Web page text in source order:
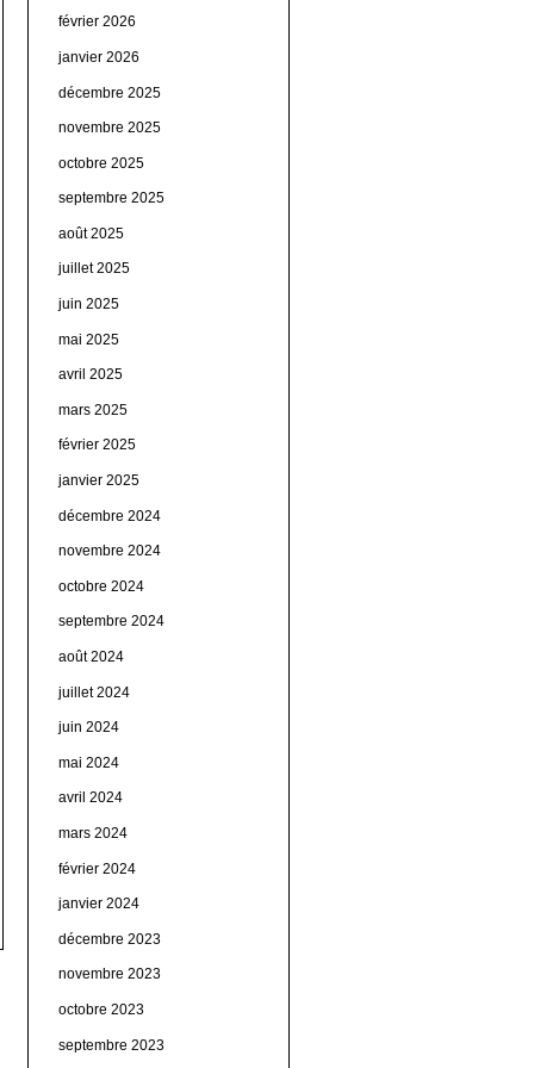
février 2026
janvier 2026
décembre 2025
novembre 2025
octobre 2025
septembre 2025
août 2025
juillet 2025
juin 2025
mai 2025
avril 2025
mars 2025
février 2025
janvier 2025
décembre 2024
novembre 2024
octobre 2024
septembre 2024
août 2024
juillet 2024
juin 2024
mai 2024
avril 2024
mars 2024
février 2024
janvier 2024
décembre 2023
novembre 2023
octobre 2023
septembre 2023